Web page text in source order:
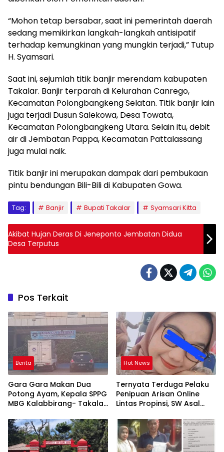
“Mohon tetap bersabar, saat ini pemerintah daerah
sedang memikirkan langkah-langkah antisipatif
terhadap kemungkinan yang mungkin terjadi,” Tutup
H. Syamsari.
Saat ini, sejumlah titik banjir merendam kabupaten
Takalar. Banjir terparah di Kelurahan Canrego,
Kecamatan Polongbangkeng Selatan. Titik banjir lain
juga terjadi Dusun Salekowa, Desa Towata,
Kecamatan Polongbangkeng Utara. Selain itu, debit
air di Jembatan Pappa, Kecamatan Pattalassang
juga mulai naik.
Titik banjir ini merupakan dampak dari pembukaan
pintu bendungan Bili-Bili di Kabupaten Gowa.
Tag: Banjir Bupati Takalar Syamsari Kitta
Akibat Hujan Deras Di Jeneponto Jembatan Didua
Desa Terputus
Pos Terkait
Berita
Gara Gara Makan Dua
Potong Ayam, Kepala SPPG
MBG Kalabbirang- Takalar
Hot News
Ternyata Terduga Pelaku
Penipuan Arisan Online
Lintas Propinsi, SW Asal